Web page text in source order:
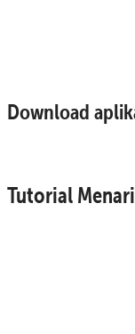
Download
Tutorial